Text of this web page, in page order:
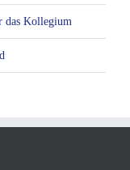
das Kollegium